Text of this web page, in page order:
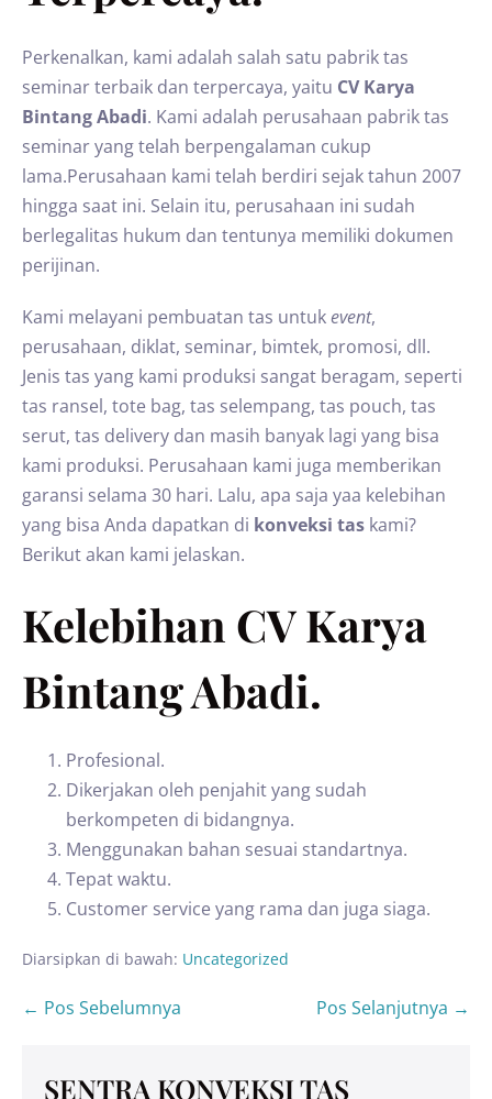
Perkenalkan, kami adalah salah satu pabrik tas
seminar terbaik dan terpercaya, yaitu CV Karya
Bintang Abadi. Kami adalah perusahaan pabrik tas
seminar yang telah berpengalaman cukup
lama.Perusahaan kami telah berdiri sejak tahun 2007
hingga saat ini. Selain itu, perusahaan ini sudah
berlegalitas hukum dan tentunya memiliki dokumen
perijinan.
Kami melayani pembuatan tas untukevent,
perusahaan, diklat, seminar, bimtek, promosi, dll.
Jenis tas yang kami produksi sangat beragam, seperti
tas ransel, tote bag, tas selempang, tas pouch, tas
serut, tas delivery dan masih banyak lagi yang bisa
kami produksi. Perusahaan kami juga memberikan
garansi selama 30 hari. Lalu, apa saja yaa kelebihan
yang bisa Anda dapatkan di konveksi tas kami?
Berikut akan kami jelaskan.
Kelebihan CV Karya
Bintang Abadi.
Profesional.
Dikerjakan oleh penjahit yang sudah
berkompeten di bidangnya.
Menggunakan bahan sesuai standartnya.
Tepat waktu.
Customer service yang rama dan juga siaga.
Diarsipkan di bawah: Uncategorized
← Pos Sebelumnya Pos Selanjutnya →
SENTRA KONVEKSI TAS